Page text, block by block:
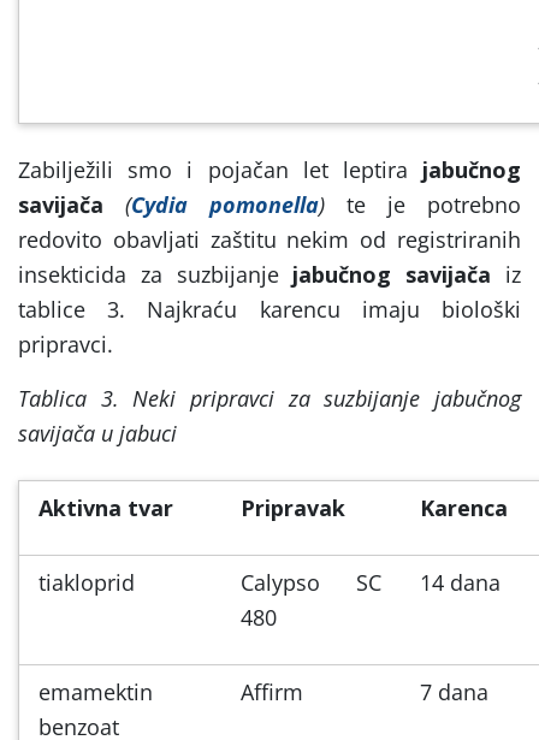
Zabilježili smo i pojačan let leptira jabučnog
savijača
(Cydia pomonella) te je potrebno
redovito obavljati zaštitu nekim od registriranih
insekticida za suzbijanje jabučnog savijača iz
tablice 3. Najkraću karencu imaju biološki
pripravci.
Tablica 3. Neki pripravci za suzbijanje jabučnog
savijača u jabuci
Aktivna tvar Pripravak Karenca
tiakloprid
Calypso SC
480
14 dana
emamektin
benzoat
Affirm 7 dana